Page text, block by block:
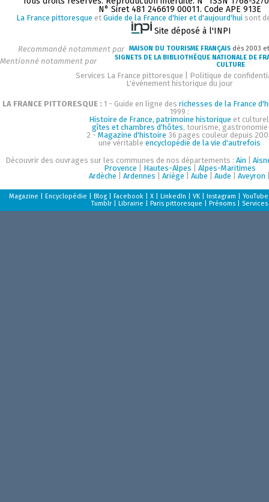
N° Siret 481 246619 00011. Code APE 913E
La France pittoresque et Guide de la France d'hier et d'aujourd'hui sont
Site déposé à l'INPI
Recommandé notamment par MAISON DU TOURISME FRANÇAIS dès 2003
Mentionné notamment par
SIGNETS DE LA BIBLIOTHÈQUE NATIONALE DE
CULTURE
Services La France pittoresque
Politique de
L'événement historique du jour
LA FRANCE PITTORESQUE : 1 - Guide en ligne des richesses de la France
1999 :
Histoire de France, patrimoine historique et
gîtes et chambres d'hôtes, tourisme, gastronomie
2 - Magazine d'histoire 36 pages couleur depuis
une véritableencyclopédie de la vie d'autrefois
Découvrir des ouvrages sur les communes de nos départements :Ain |
Provence
Hautes-Alpes
Alpes-Maritimes
Ardèche |Ardennes |Ariège |Aube |Aude |Aveyron
Magazine |Encyclopédie |Blog |Facebook |X |LinkedIn |VK |Instagram |YouTube
Tumblr |Librairie |Paris pittoresque |Prénoms Services